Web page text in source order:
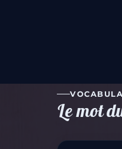
Le mot